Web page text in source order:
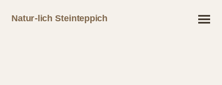
Natur-lich Steinteppich